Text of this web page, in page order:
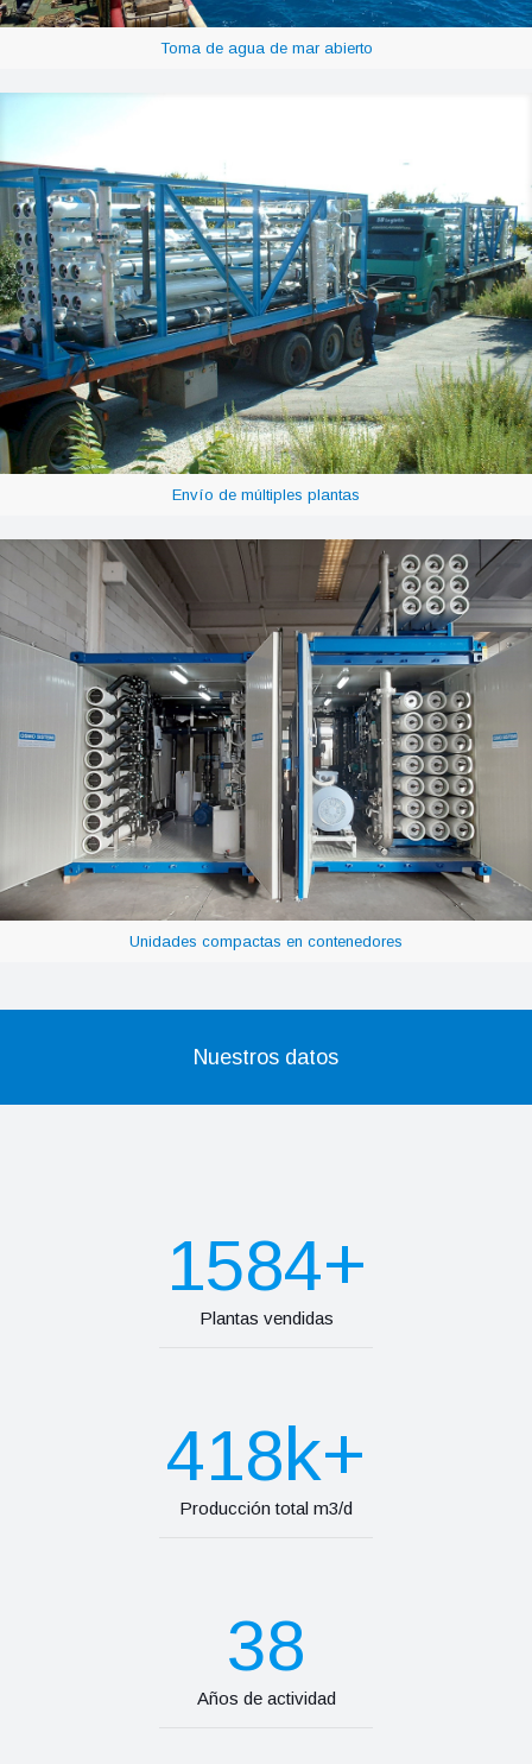
Toma de agua de mar abierto
Envío de múltiples plantas
Unidades compactas en contenedores
Nuestros datos
1584+
Plantas vendidas
418k+
Producción total m3/d
38
Años de actividad